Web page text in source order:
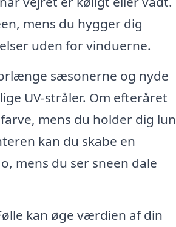
mens du hygger dig
uden for vinduerne.
sæsonerne og nyde
UV-stråler. Om efteråret
mens du holder dig lun
kan du skabe en
mens du ser sneen dale
kan øge værdien af din